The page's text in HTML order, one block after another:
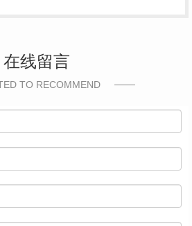
在线留言
TO RECOMMEND